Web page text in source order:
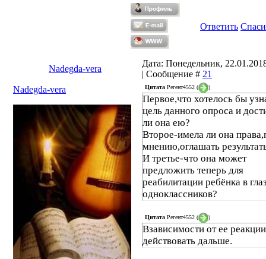
Ответить
Nadegda-vera
Дата: Понедельник,
| Сообщение # 21
Nadegda-vera
Цитата Регент4552 ( )
Первое,что хотелось бы
цель данного опроса и
ли она ею?
Второе-имела ли она
мнению,оглашать
И третье-что она может
предложить теперь для
реабилитации ребёнка в
одноклассников?
Цитата Регент4552 ( )
Взависимости от ее
действовать дальше.